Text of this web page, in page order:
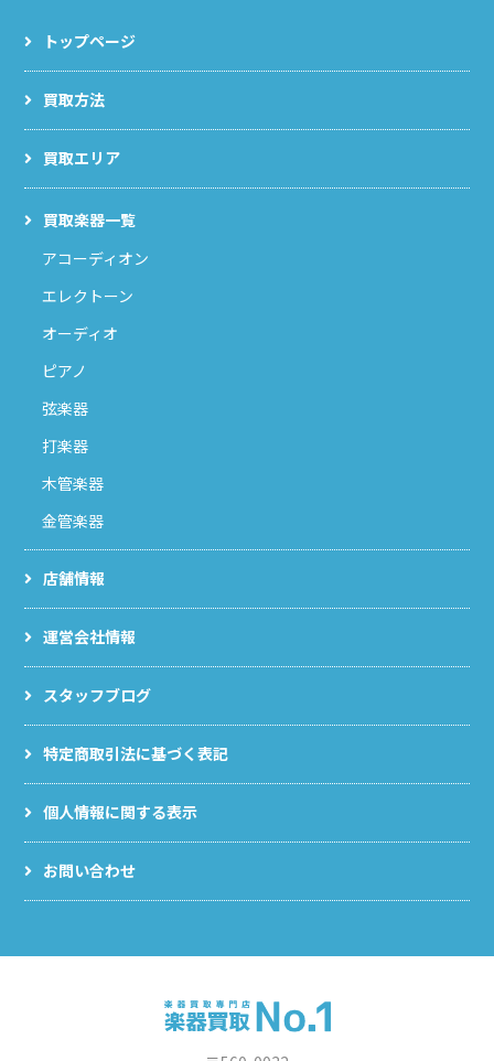
トップページ
買取方法
買取エリア
買取楽器一覧
アコーディオン
エレクトーン
オーディオ
ピアノ
弦楽器
打楽器
木管楽器
金管楽器
店舗情報
運営会社情報
スタッフブログ
特定商取引法に基づく表記
個人情報に関する表示
お問い合わせ